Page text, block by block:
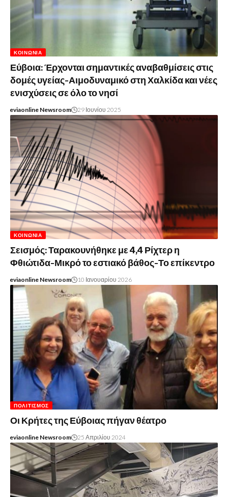
ΚΟΙΝΩΝΊΑ
Εύβοια: Έρχονται σημαντικές αναβαθμίσεις στις
δομές υγείας-Αιμοδυναμικό στη Χαλκίδα και νέες
ενισχύσεις σε όλο το νησί
eviaonline Newsroom 29 Ιουνίου 2025
ΚΟΙΝΩΝΊΑ
Σεισμός: Ταρακουνήθηκε με 4,4 Ρίχτερ η
Φθιώτιδα-Μικρό το εστιακό βάθος-Το επίκεντρο
eviaonline Newsroom 10 Ιανουαρίου 2026
ΠΟΛΙΤΙΣΜΌΣ
Οι Κρήτες της Εύβοιας πήγαν θέατρο
eviaonline Newsroom 25 Απριλίου 2024